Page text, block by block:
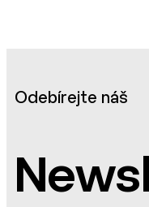
Odebírejte náš